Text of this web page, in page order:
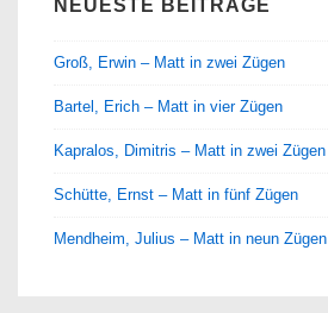
NEUESTE BEITRÄGE
Groß, Erwin – Matt in zwei Zügen
Bartel, Erich – Matt in vier Zügen
Kapralos, Dimitris – Matt in zwei Zügen
Schütte, Ernst – Matt in fünf Zügen
Mendheim, Julius – Matt in neun Zügen